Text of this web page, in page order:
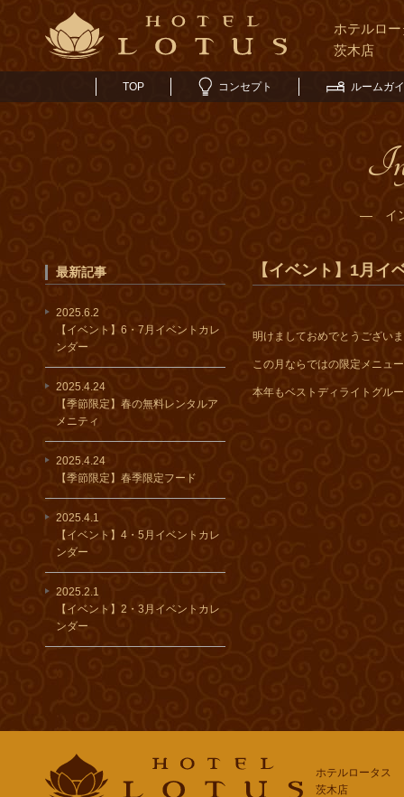
ホテルロ
茨木店
TOP コンセプト ルームガ
― イ
【イベント】1月イ
明けましておめでとうござい
この月ならではの限定メニュ
本年もベストディライトグル
最新記事
2025.6.2
【イベント】6・7月イベントカレ
ンダー
2025.4.24
【季節限定】春の無料レンタルア
メニティ
2025.4.24
【季節限定】春季限定フード
2025.4.1
【イベント】4・5月イベントカレ
ンダー
2025.2.1
【イベント】2・3月イベントカレ
ンダー
ホテルロータス
茨木店